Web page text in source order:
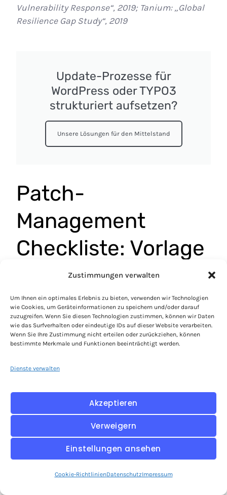
Zustimmungen verwalten
Um Ihnen ein optimales Erlebnis zu bieten, verwenden wir Technologien
wie Cookies, um Geräteinformationen zu speichern und/oder darauf
zuzugreifen. Wenn Sie diesen Technologien zustimmen, können wir Daten
wie das Surfverhalten oder eindeutige IDs auf dieser Website verarbeiten.
Wenn Sie Ihre Zustimmung nicht erteilen oder zurückziehen, können
bestimmte Merkmale und Funktionen beeinträchtigt werden.
Dienste verwalten
Akzeptieren
Verweigern
Einstellungen ansehen
Cookie-RichtlinienDatenschutzImpressum
Vulnerability Response“, 2019; Tanium: „Global
Resilience Gap Study“, 2019
Update-Prozesse für
WordPress oder TYPO3
strukturiert aufsetzen?
Unsere Lösungen für den Mittelstand
Patch-
Management
Checkliste: Vorlage
zum Übernehmen
Die folgende Checkliste fasst das Runbook in
eine kompakte Form, die sich ausdrucken, in
ein Ticket-System überführen oder als Vorlage
für Wartungsverträge verwenden lässt.
Erkennung:
Themes). Kategorisierung in kritisch,
wichtig, optional.
Staging-Vorbereitung:Datenbank-Dump
erstellen, Dateisystem-Stand
dokumentieren, Error-Logs leeren.